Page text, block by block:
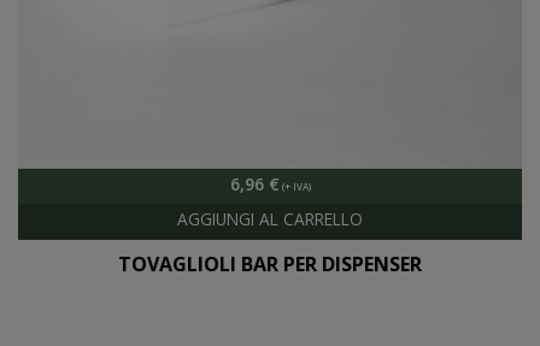
6,96 €
TOVAGLIOLI BAR PER DISPENSER